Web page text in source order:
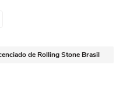
de Rolling Stone Brasil